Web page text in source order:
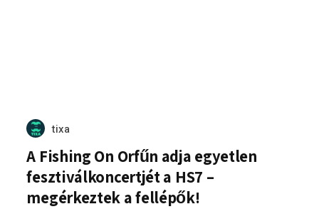
tixa
A Fishing On Orfűn adja egyetlen
fesztiválkoncertjét a HS7 –
megérkeztek a fellépők!